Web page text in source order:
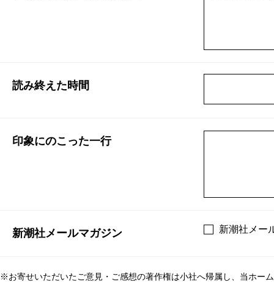
読み終えた時間
印象にのこった一行
新潮社メールマガジン 新潮社メー
※お寄せいただいたご意見・ご感想の著作権は小社へ帰属し、当ホー